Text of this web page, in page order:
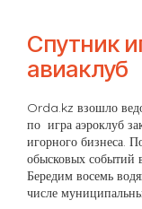
Спутник
авиаклуб
Orda.kz взошло
по игра аэроклуб
игорного бизнеса.
обысковых событий
Бередим восемь
числе